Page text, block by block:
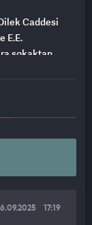
Caddesi
E.E.
sokaktan
çıkan araç bir
aracın
ileriye gittiği
17:19